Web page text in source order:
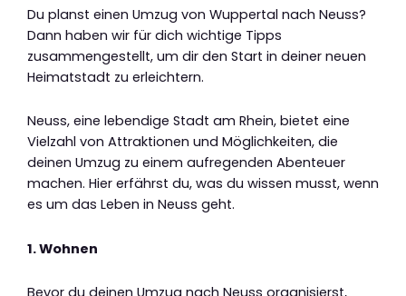
Du planst einen Umzug von Wuppertal nach Neuss?
Dann haben wir für dich wichtige Tipps
zusammengestellt, um dir den Start in deiner neuen
Heimatstadt zu erleichtern.
Neuss, eine lebendige Stadt am Rhein, bietet eine
Vielzahl von Attraktionen und Möglichkeiten, die
deinen Umzug zu einem aufregenden Abenteuer
machen. Hier erfährst du, was du wissen musst, wenn
es um das Leben in Neuss geht.
1. Wohnen